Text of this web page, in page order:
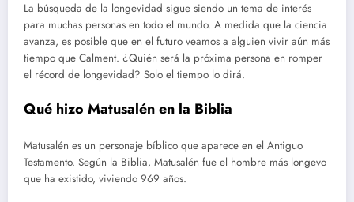
La búsqueda de la longevidad sigue siendo un tema de interés
para muchas personas en todo el mundo. A medida que la ciencia
avanza, es posible que en el futuro veamos a alguien vivir aún más
tiempo que Calment. ¿Quién será la próxima persona en romper
el récord de longevidad? Solo el tiempo lo dirá.
Qué hizo Matusalén en la Biblia
Matusalén es un personaje bíblico que aparece en el Antiguo
Testamento. Según la Biblia, Matusalén fue el hombre más longevo
que ha existido, viviendo 969 años.